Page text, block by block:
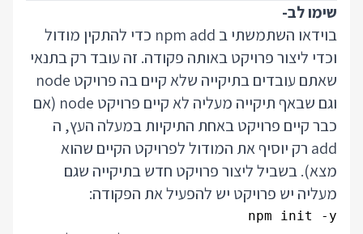
שימו לב-
בוידאו השתמשתי ב npm add כדי להתקין מודול
וכדי ליצור פרויקט באותה פקודה. זה עובד רק בתנאי
שאתם עובדים בתיקייה שלא קיים בה פרויקט node
וגם שבאף תיקייה מעליה לא קיים פרויקט node (אם
כבר קיים פרויקט באחת התיקיות במעלה העץ, ה
add רק יוסיף את המודול לפרויקט הקיים שהוא
מצא). בשביל ליצור פרויקט חדש בתיקייה שגם
מעליה יש פרויקט יש להפעיל את הפקודה:
npm init -y